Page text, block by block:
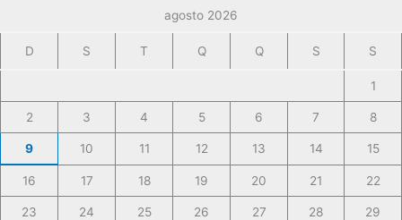
agosto 2026
D S T Q Q S S
1
2 3 4 5 6 7 8
9 10 11 12 13 14 15
16 17 18 19 20 21 22
23 24 25 26 27 28 29